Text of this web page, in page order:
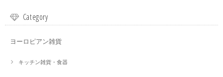
Category
ヨーロピアン雑貨
キッチン雑貨・食器